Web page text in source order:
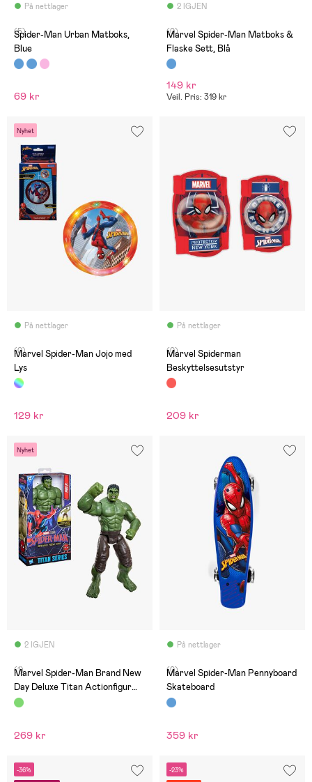
På nettlager
(5)
Spider-Man Urban Matboks,
Blue
69 kr
2 IGJEN
(0)
Marvel Spider-Man Matboks &
Flaske Sett, Blå
149 kr
Veil. Pris: 319 kr
Nyhet
På nettlager
(0)
Marvel Spider-Man Jojo med
Lys
129 kr
På nettlager
(0)
Marvel Spiderman
Beskyttelsesutstyr
209 kr
Nyhet
2 IGJEN
(1)
Marvel Spider-Man Brand New
Day Deluxe Titan Actionfigur
Mccaroll
269 kr
På nettlager
(0)
Marvel Spider-Man Pennyboard
Skateboard
359 kr
-36% -23%